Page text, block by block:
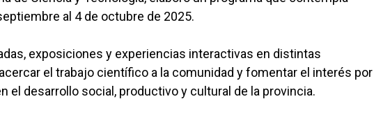
al 4 de octubre de 2025.
exposiciones y experiencias interactivas en distintas
el trabajo científico a la comunidad y fomentar el interés por
el desarrollo social, productivo y cultural de la provincia.